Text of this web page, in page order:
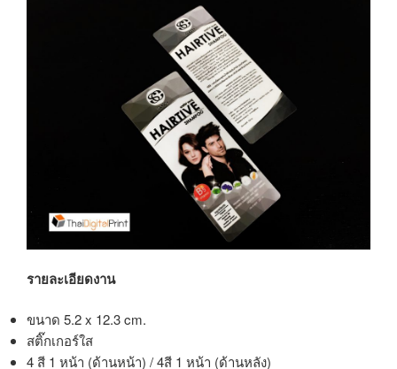
รายละเอียดงาน
ขนาด 5.2 x 12.3 cm.
สติ๊กเกอร์ใส
4 สี 1 หน้า (ด้านหน้า) / 4สี 1 หน้า (ด้านหลัง)